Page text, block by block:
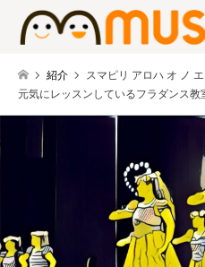
紹介
スマピリ アロハ オ ノ
元気にレッスンしているフラダンス教